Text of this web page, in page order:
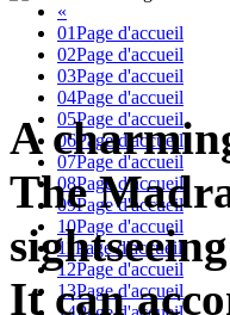
«
01Page d'accueil
02Page d'accueil
03Page d'accueil
04Page d'accueil
05Page d'accueil
06 Page d'accueil
07Page d'accueil
08Page d'accueil
09Page d'accueil
10Page d'accueil
11Page d'accueil
12Page d'accueil
13Page d'accueil
A
The
It can